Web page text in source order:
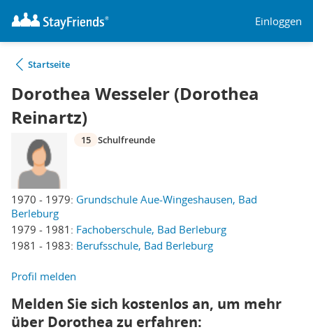
Einloggen
Startseite
Dorothea Wesseler (Dorothea
Reinartz)
1970 - 1979: Grundschule Aue-Wingeshausen, Bad
Berleburg
1979 - 1981: Fachoberschule, Bad Berleburg
1981 - 1983: Berufsschule, Bad Berleburg
15 Schulfreunde
Profil melden
Melden Sie sich kostenlos an, um mehr
über Dorothea zu erfahren: